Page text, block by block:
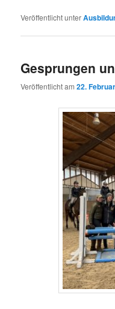
Veröffentlicht unter
Gesprungen
Veröffentlicht am22.